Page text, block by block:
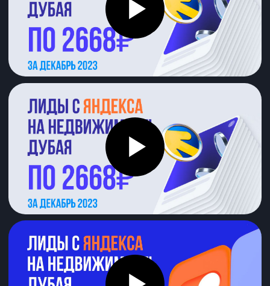
Посмотреть кейсы
Настраиваем рекламув самых
популярных рекламных каналах
Яндекс Директ
Google Ads
Вконтакте
Telegram Ads
Facebook / instagram
Получите бесплатную
консультациюспециалиста по
Вашему бизнесу